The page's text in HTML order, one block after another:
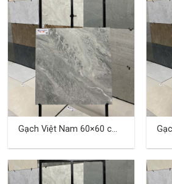
Gạch Việt Nam 60×60 cm
Gạch Việt Nam